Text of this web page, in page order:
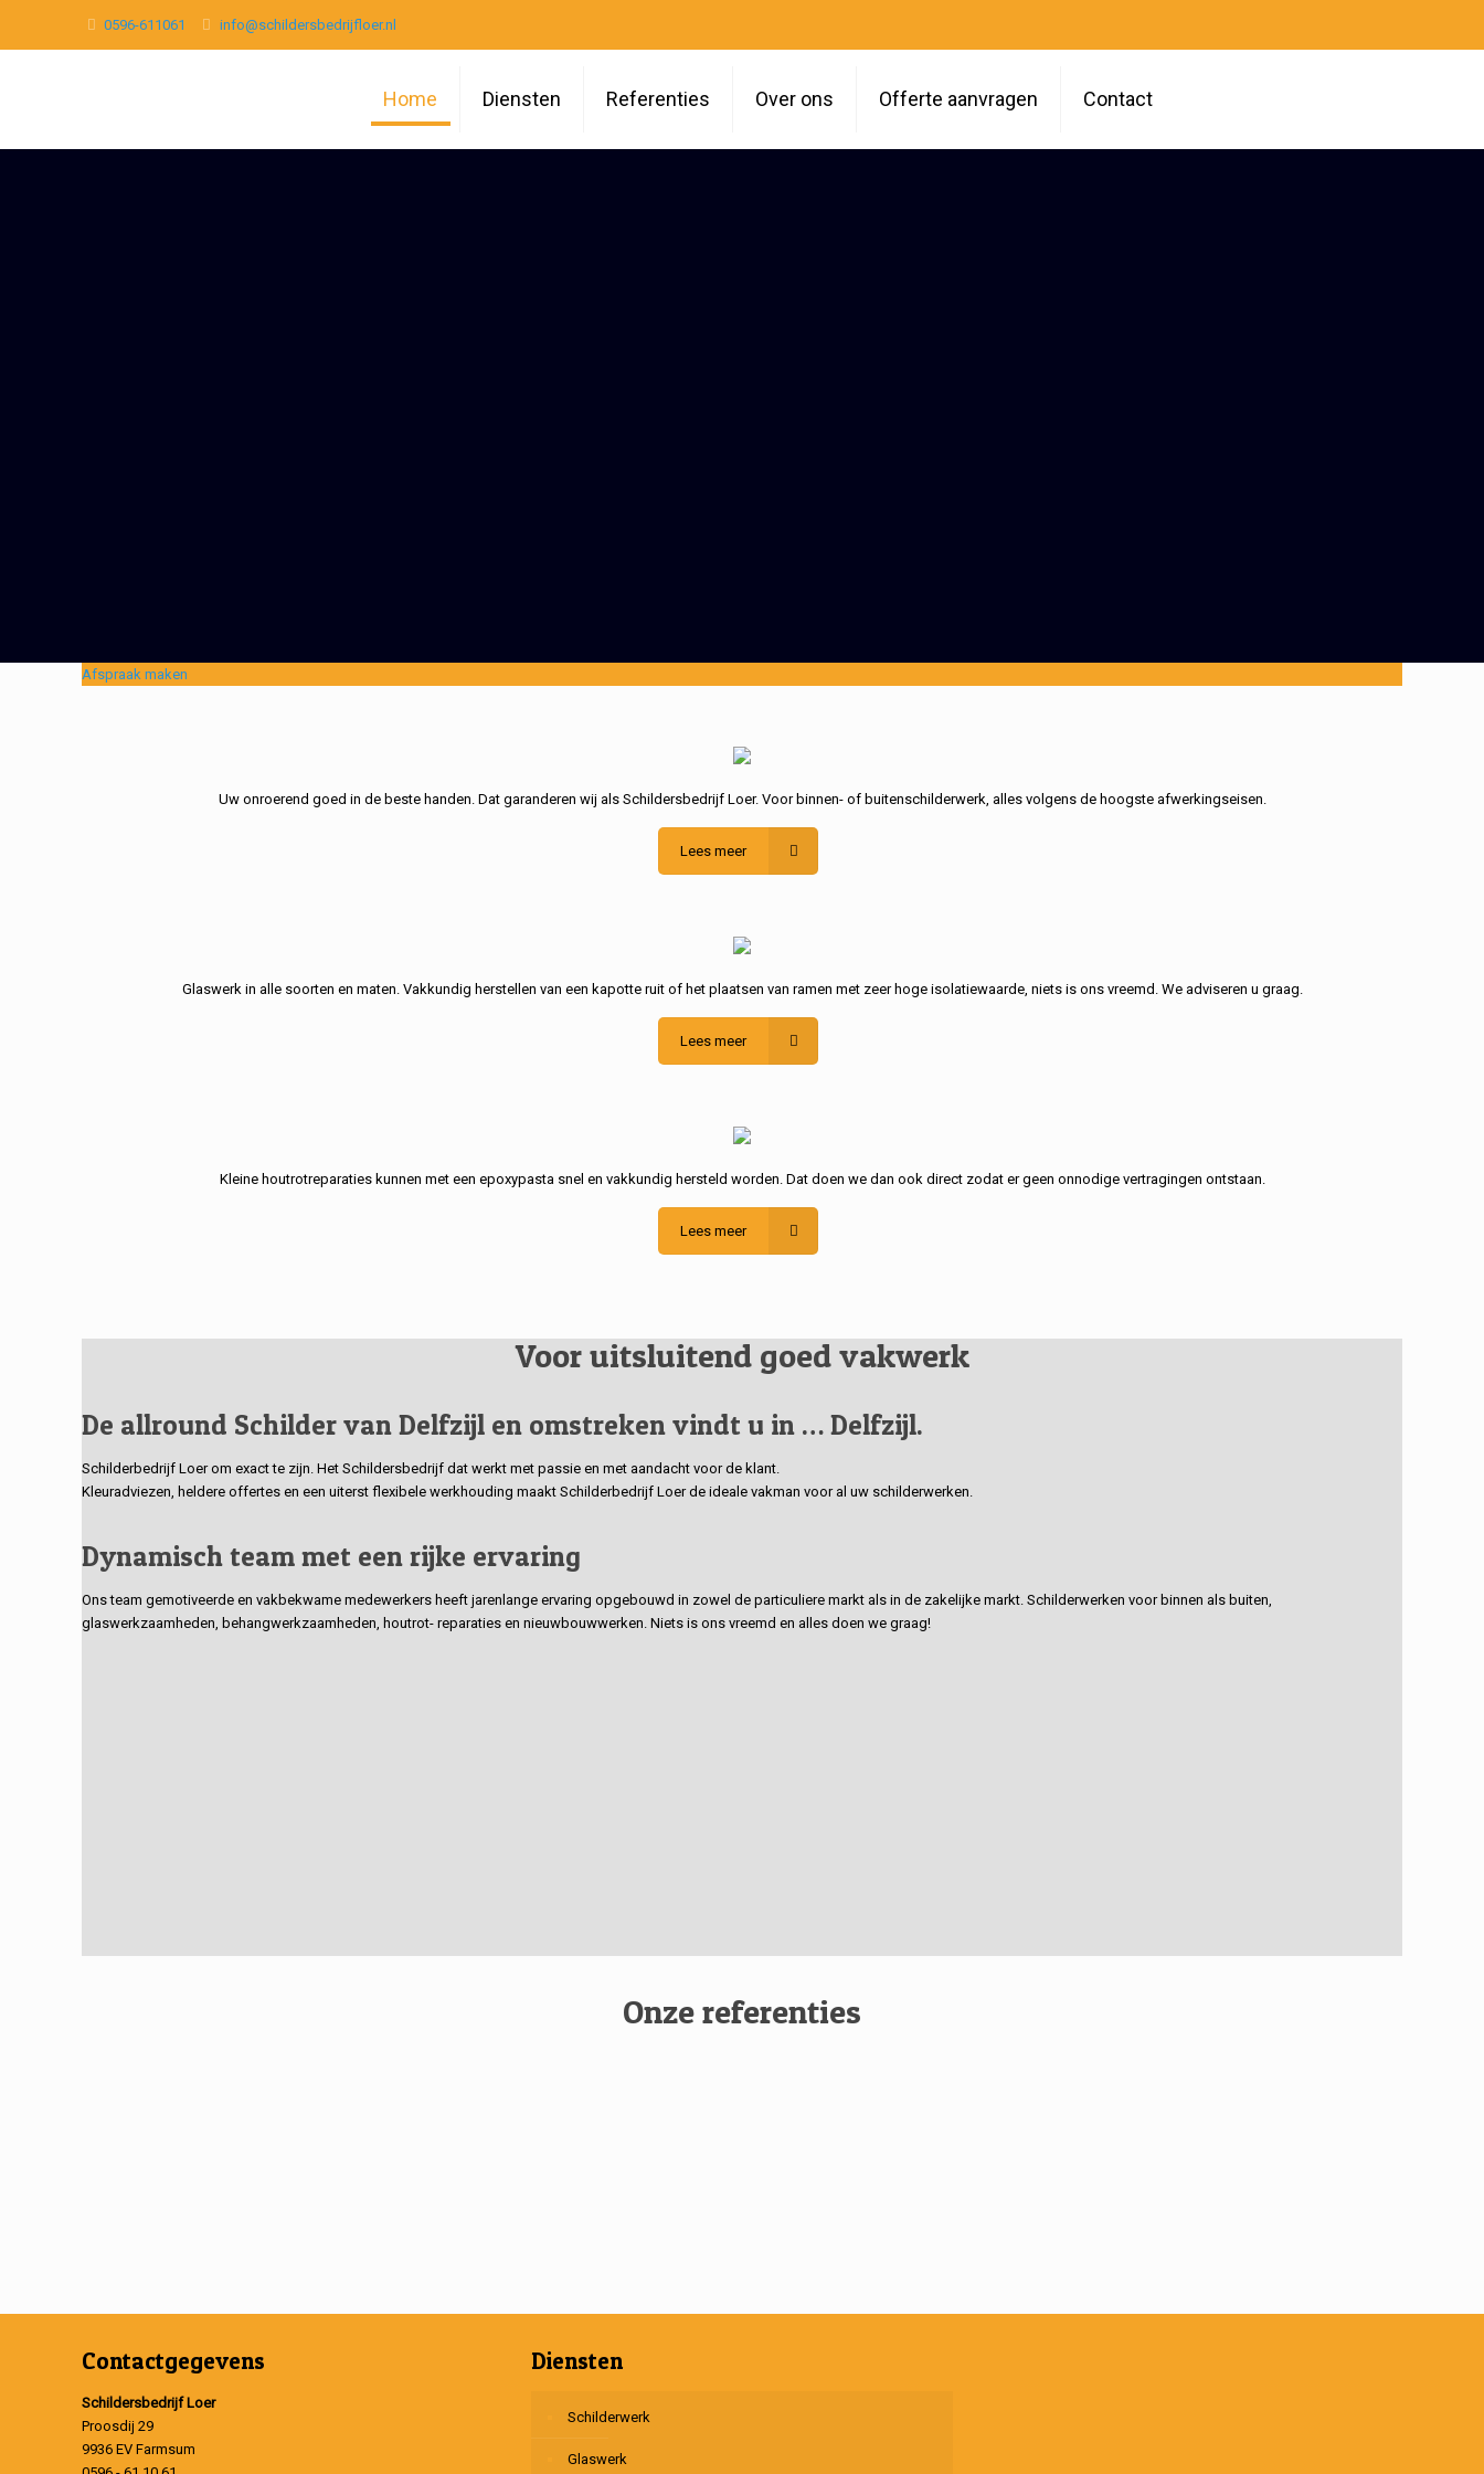
0596-611061 info@schildersbedrijfloer.nl
Home Diensten Referenties Over ons Offerte aanvragen Contact
Afspraak maken
Uw onroerend goed in de beste handen. Dat garanderen wij als Schildersbedrijf Loer. Voor binnen- of buitenschilderwerk, alles volgens de hoogste afwerkingseisen.
Lees meer
Glaswerk in alle soorten en maten. Vakkundig herstellen van een kapotte ruit of het plaatsen van ramen met zeer hoge isolatiewaarde, niets is ons vreemd. We adviseren u graag.
Lees meer
Kleine houtrotreparaties kunnen met een epoxypasta snel en vakkundig hersteld worden. Dat doen we dan ook direct zodat er geen onnodige vertragingen ontstaan.
Lees meer
Voor uitsluitend goed vakwerk
De allround Schilder van Delfzijl en omstreken vindt u in … Delfzijl.
Schilderbedrijf Loer om exact te zijn. Het Schildersbedrijf dat werkt met passie en met aandacht voor de klant.
Kleuradviezen, heldere offertes en een uiterst flexibele werkhouding maakt Schilderbedrijf Loer de ideale vakman voor al uw schilderwerken.
Dynamisch team met een rijke ervaring
Ons team gemotiveerde en vakbekwame medewerkers heeft jarenlange ervaring opgebouwd in zowel de particuliere markt als in de zakelijke markt. Schilderwerken voor binnen als buiten,
glaswerkzaamheden, behangwerkzaamheden, houtrot- reparaties en nieuwbouwwerken. Niets is ons vreemd en alles doen we graag!
Onze referenties
Contactgegevens
Schildersbedrijf Loer
Proosdij 29
9936 EV Farmsum
Diensten
Schilderwerk
Glaswerk